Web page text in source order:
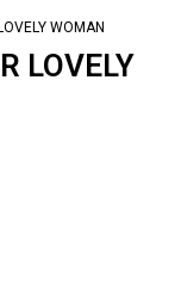
WOMAN
LOVELY